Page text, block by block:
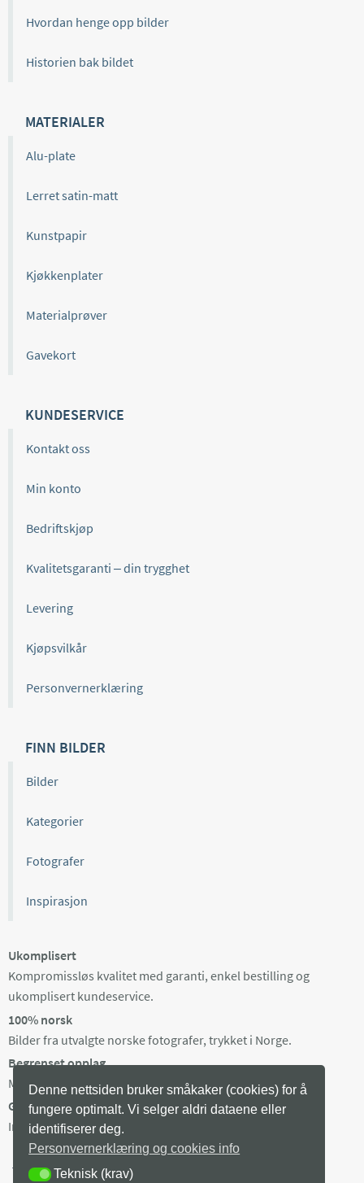
Hvordan henge opp bilder
Historien bak bildet
MATERIALER
Alu-plate
Lerret satin-matt
Kunstpapir
Kjøkkenplater
Materialprøver
Gavekort
KUNDESERVICE
Kontakt oss
Min konto
Bedriftskjøp
Kvalitetsgaranti – din trygghet
Levering
Kjøpsvilkår
Personvernerklæring
FINN BILDER
Bilder
Kategorier
Fotografer
Inspirasjon
Ukomplisert
Kompromissløs kvalitet med garanti, enkel bestilling og
ukomplisert kundeservice.
100% norsk
Bilder fra utvalgte norske fotografer, trykket i Norge.
Begrenset opplag
Maks 100 eksemplarer av hvert bilde, trykket på bestilling.
Gratis frakt i Norge
Ingen minstepris. Produksjonstid 3-8 arb dager + levering.
Denne nettsiden bruker småkaker (cookies) for å
fungere optimalt. Vi selger aldri dataene eller
identifiserer deg.
Personvernerklæring og cookies info
TEKNISK (KRAV)
Teknisk (krav)